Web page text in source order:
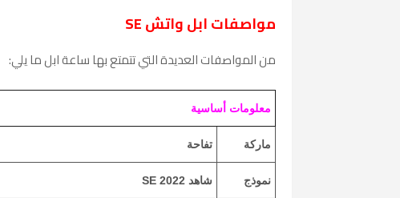
مواصفات ابل واتش SE
من المواصفات العديدة التي تتمتع بها ساعة ابل ما يلي:
معلومات أساسية
ماركة تفاحة
نموذج شاهد SE 2022